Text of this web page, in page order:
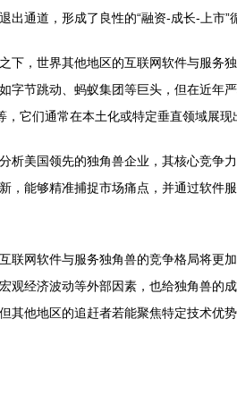
出通道，形成了良性的“融资-成长-上市”
下，世界其他地区的互联网软件与服务
字节跳动、蚂蚁集团等巨头，但在近年
，它们通常在本土化或特定垂直领域展
析美国领先的独角兽企业，其核心竞争
，能够精准捕捉市场痛点，并通过软件
联网软件与服务独角兽的竞争格局将更
观经济波动等外部因素，也给独角兽的
其他地区的追赶者若能聚焦特定技术优